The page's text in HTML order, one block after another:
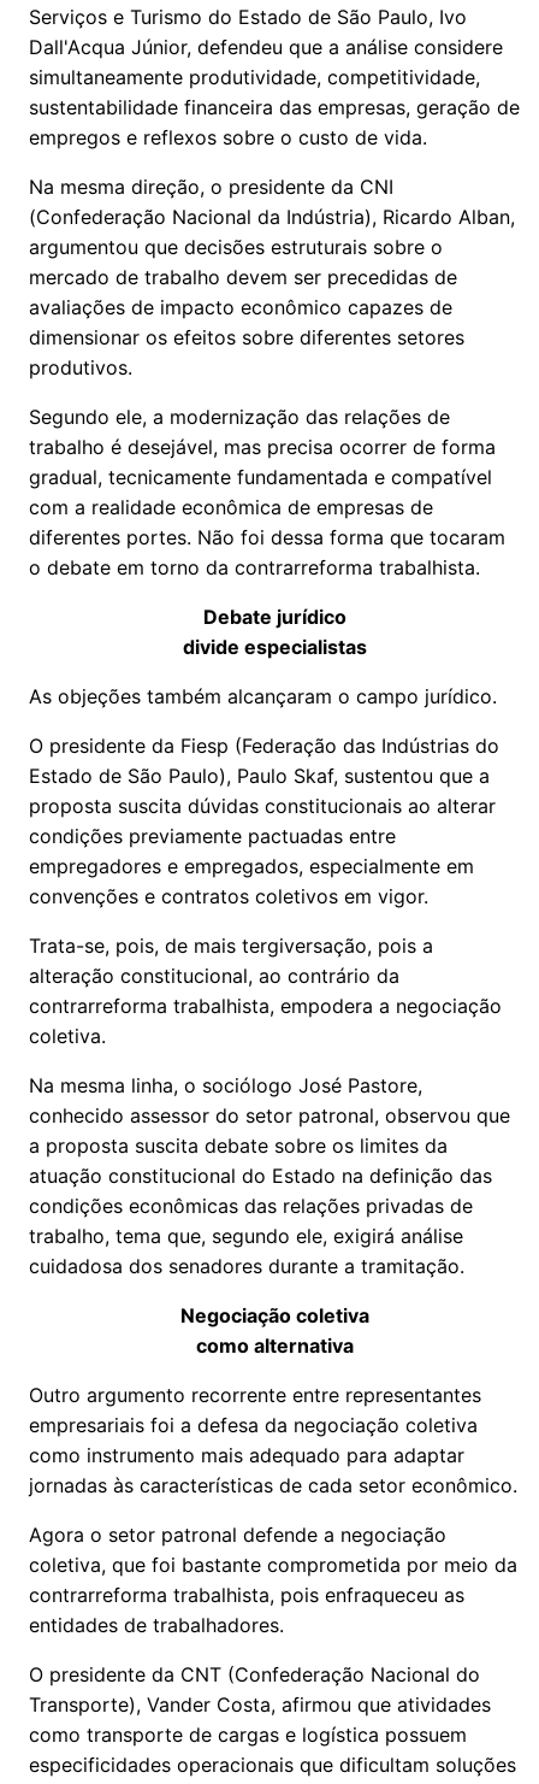
Serviços e Turismo do Estado de São Paulo, Ivo
Dall'Acqua Júnior, defendeu que a análise considere
simultaneamente produtividade, competitividade,
sustentabilidade financeira das empresas, geração de
empregos e reflexos sobre o custo de vida.
Na mesma direção, o presidente da CNI
(Confederação Nacional da Indústria), Ricardo Alban,
argumentou que decisões estruturais sobre o
mercado de trabalho devem ser precedidas de
avaliações de impacto econômico capazes de
dimensionar os efeitos sobre diferentes setores
produtivos.
Segundo ele, a modernização das relações de
trabalho é desejável, mas precisa ocorrer de forma
gradual, tecnicamente fundamentada e compatível
com a realidade econômica de empresas de
diferentes portes. Não foi dessa forma que tocaram
o debate em torno da contrarreforma trabalhista.
Debate jurídico
divide especialistas
As objeções também alcançaram o campo jurídico.
O presidente da Fiesp (Federação das Indústrias do
Estado de São Paulo), Paulo Skaf, sustentou que a
proposta suscita dúvidas constitucionais ao alterar
condições previamente pactuadas entre
empregadores e empregados, especialmente em
convenções e contratos coletivos em vigor.
Trata-se, pois, de mais tergiversação, pois a
alteração constitucional, ao contrário da
contrarreforma trabalhista, empodera a negociação
coletiva.
Na mesma linha, o sociólogo José Pastore,
conhecido assessor do setor patronal, observou que
a proposta suscita debate sobre os limites da
atuação constitucional do Estado na definição das
condições econômicas das relações privadas de
trabalho, tema que, segundo ele, exigirá análise
cuidadosa dos senadores durante a tramitação.
Negociação coletiva
como alternativa
Outro argumento recorrente entre representantes
empresariais foi a defesa da negociação coletiva
como instrumento mais adequado para adaptar
jornadas às características de cada setor econômico.
Agora o setor patronal defende a negociação
coletiva, que foi bastante comprometida por meio da
contrarreforma trabalhista, pois enfraqueceu as
entidades de trabalhadores.
O presidente da CNT (Confederação Nacional do
Transporte), Vander Costa, afirmou que atividades
como transporte de cargas e logística possuem
especificidades operacionais que dificultam soluções